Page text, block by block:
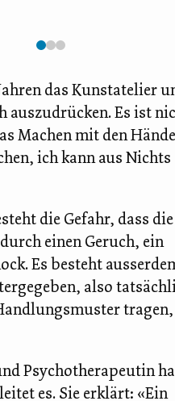
das Kunstatelier
auszudrücken. Es ist
Machen mit den
ich kann aus Nichts
die Gefahr, dass die
einen Geruch, ein
Es besteht
also
Psychotherapeutin
es. Sie erklärt: «Ein